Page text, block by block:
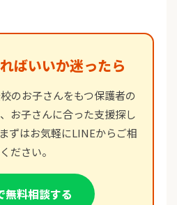
ばいいか迷ったら
のお子さんをもつ保護者の
お子さんに合った支援探し
ずはお気軽にLINEからご相
ださい。
無料相談する